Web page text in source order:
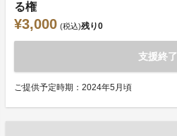
る権
¥3,000 (税込)残り0
支援終了
ご提供予定時期：2024年5月頃